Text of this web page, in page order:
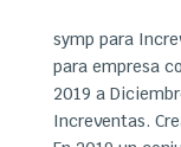
symp para
para empresa
2019 a
Increventas.